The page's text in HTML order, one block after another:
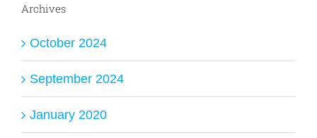
Archives
October 2024
September 2024
January 2020